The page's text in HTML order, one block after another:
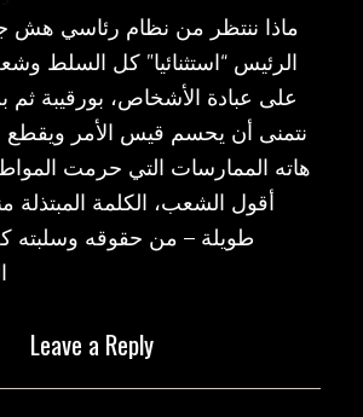
ماذا ننتظر من نظام رئاسي هش
الرئيس “استثنائيا” كل السلط
على عبادة الأشخاص، بورقيبة ثم
نتمنى أن يحسم قيس الأمر ويقطع
هاته الممارسات التي حرمت
أقول الشعب، الكلمة المبتذلة
طويلة – من حقوقه وسلبته
Leave a Reply